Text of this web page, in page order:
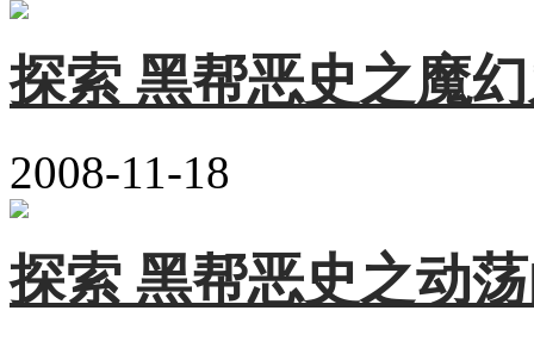
探索 黑帮恶史之魔
2008-11-18
探索 黑帮恶史之动